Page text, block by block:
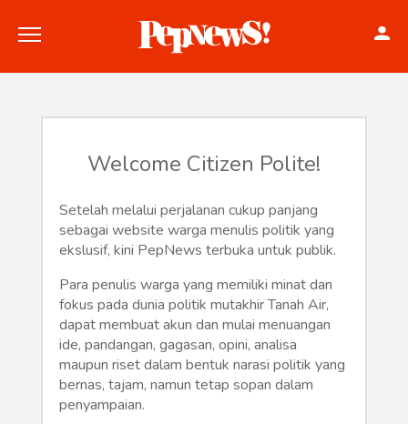
Konstitusi
Hankam
Internasional
Bisnis
Humaniora
Welcome Citizen Polite!
Setelah melalui perjalanan cukup panjang
sebagai website warga menulis politik yang
ekslusif, kini PepNews terbuka untuk publik.
Para penulis warga yang memiliki minat dan
fokus pada dunia politik mutakhir Tanah Air,
dapat membuat akun dan mulai menuangan
ide, pandangan, gagasan, opini, analisa
maupun riset dalam bentuk narasi politik yang
bernas, tajam, namun tetap sopan dalam
penyampaian.